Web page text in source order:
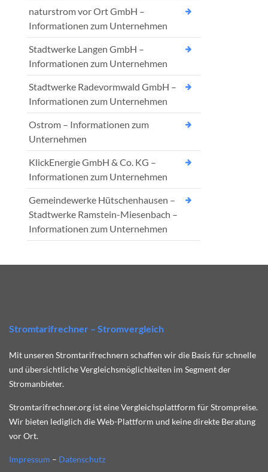
naturstrom vor Ort GmbH –
Informationen zum Unternehmen
Stadtwerke Langen GmbH –
Informationen zum Unternehmen
Stadtwerke Radevormwald GmbH –
Informationen zum Unternehmen
Ostrom – Informationen zum
Unternehmen
KlickEnergie GmbH & Co. KG –
Informationen zum Unternehmen
Gemeindewerke Hütschenhausen –
Stadtwerke Ramstein-Miesenbach –
Informationen zum Unternehmen
Stromtarifrechner – Stromvergleich
Mit unseren Stromtarifrechnern schaffen wir die Basis für schnelle
und übersichtliche Vergleichsmöglichkeiten im Segment der
Stromanbieter.
Stromtarifrechner.org ist eine Vergleichsplattform für Strompreise.
Wir bieten lediglich die Web-Plattform und keine direkte Beratung
vor Ort.
Impressum – Datenschutz